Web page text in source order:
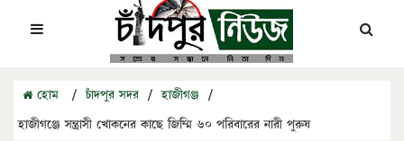
হোম / চাঁদপুর সদর / হাজীগঞ্জ /
হাজীগঞ্জে সন্ত্রাসী খোকনের কাছে জিম্মি ৬০ পরিবারের নারী পুরুষ